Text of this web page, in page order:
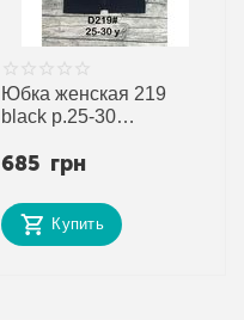
Юбка женская 219
black р.25-30
оптом от прямого
685 грн
Купить